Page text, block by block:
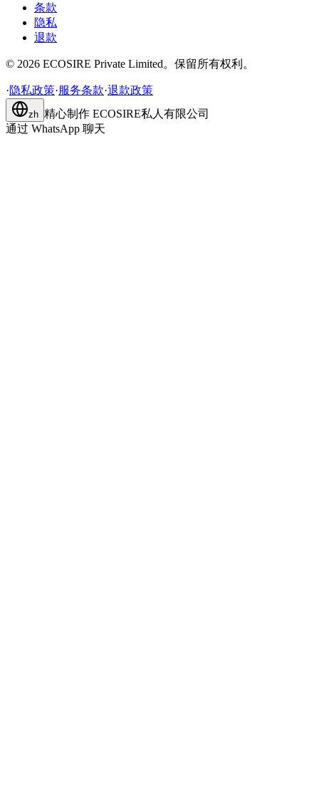
条款
隐私
退款
© 2026 ECOSIRE Private Limited。保留所有权利。
·隐私政策·服务条款·退款政策
zh 精心制作 ECOSIRE私人有限公司
通过 WhatsApp 聊天